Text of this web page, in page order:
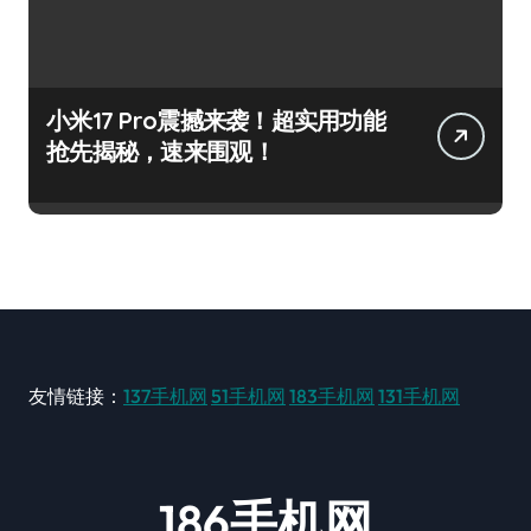
小米17 Pro震撼来袭！超实用功能
抢先揭秘，速来围观！
友情链接： 137手机网 51手机网 183手机网 131手机网